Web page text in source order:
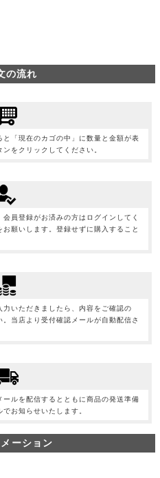
の流れ
と「現在のカゴの中」に数量と金額が表
をクリックしてください。
員登録がお済みの方はログインしてく
願いします。登録せずに購入すること
いただきましたら、内容をご確認の
当店より受付確認メールが自動配信さ
ルを配信するとともに商品の発送準備
お知らせいたします。
ーション